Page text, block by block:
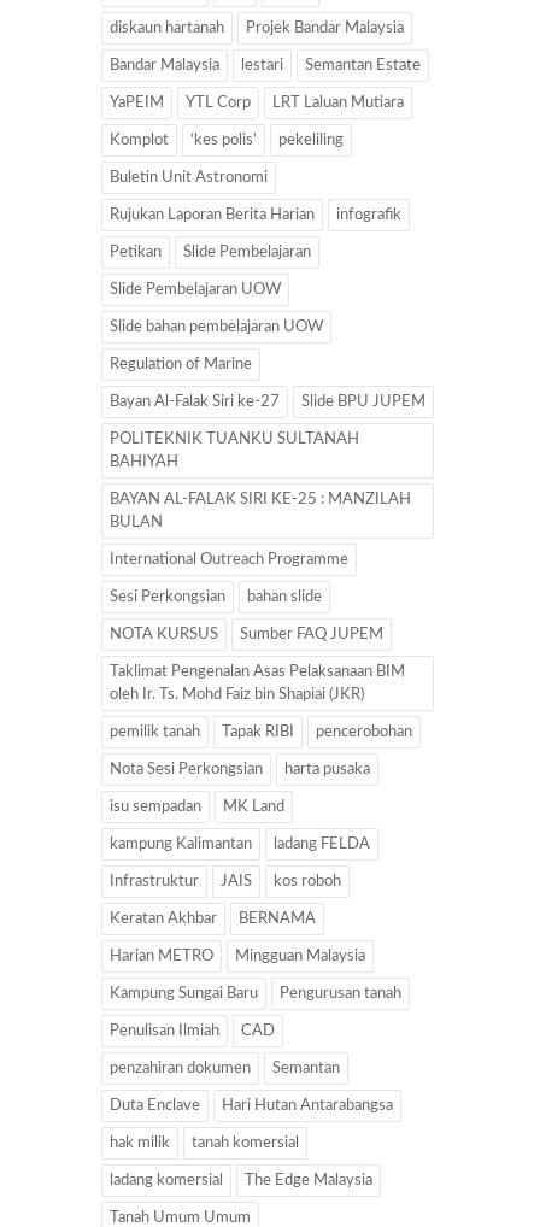
diskaun hartanah Projek Bandar Malaysia
Bandar Malaysia lestari Semantan Estate
YaPEIM YTL Corp LRT Laluan Mutiara
Komplot ‘kes polis’ pekeliling
Buletin Unit Astronomi
Rujukan Laporan Berita Harian infografik
Petikan Slide Pembelajaran
Slide Pembelajaran UOW
Slide bahan pembelajaran UOW
Regulation of Marine
Bayan Al-Falak Siri ke-27 Slide BPU JUPEM
POLITEKNIK TUANKU SULTANAH
BAHIYAH
BAYAN AL-FALAK SIRI KE-25 : MANZILAH
BULAN
International Outreach Programme
Sesi Perkongsian bahan slide
NOTA KURSUS Sumber FAQ JUPEM
Taklimat Pengenalan Asas Pelaksanaan BIM
oleh Ir. Ts. Mohd Faiz bin Shapiai (JKR)
pemilik tanah Tapak RIBI pencerobohan
Nota Sesi Perkongsian harta pusaka
isu sempadan MK Land
kampung Kalimantan ladang FELDA
Infrastruktur JAIS kos roboh
Keratan Akhbar BERNAMA
Harian METRO Mingguan Malaysia
Kampung Sungai Baru Pengurusan tanah
Penulisan Ilmiah CAD
penzahiran dokumen Semantan
Duta Enclave Hari Hutan Antarabangsa
hak milik tanah komersial
ladang komersial The Edge Malaysia
Tanah Umum Umum